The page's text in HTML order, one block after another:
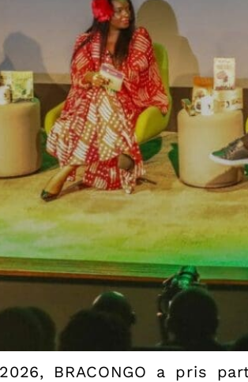
BRACONGO a pris